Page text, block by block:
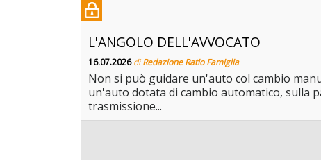
L'ANGOLO DELL'AVVOCATO
16.07.2026diRedazione Ratio Famiglia
Non si può guidare un'auto col cambio
un'auto dotata di cambio automatico, sulla
trasmissione...